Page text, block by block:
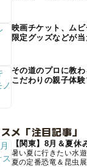
映画チケット、ムビ
限定グッズなどが当
その道のプロに教わ
こだわりの親子体験
メ「注目記事」
【関東】8月＆夏休
暑い夏に行きたい水
夏の定番恐竜＆昆虫展